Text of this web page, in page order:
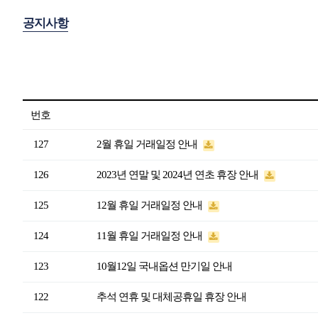
공지사항
번호
127 2월 휴일 거래일정 안내
126 2023년 연말 및 2024년 연초 휴장 안내
125 12월 휴일 거래일정 안내
124 11월 휴일 거래일정 안내
123 10월12일 국내옵션 만기일 안내
122 추석 연휴 및 대체공휴일 휴장 안내